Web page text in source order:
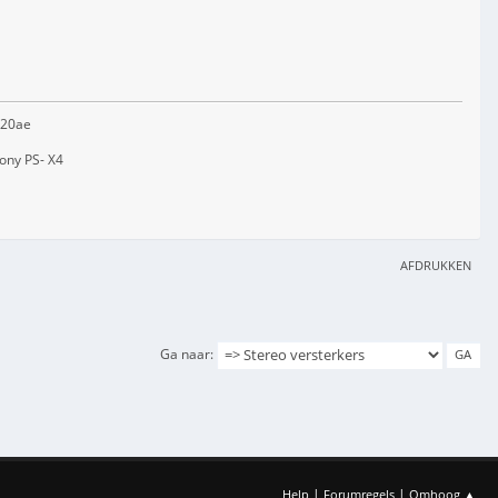
PS- X4
AFDRUKKEN
Ga naar
Help | Forumregels | Omhoog ▲